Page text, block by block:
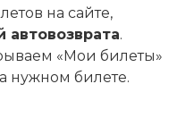
на сайте,
автовозврата.
«Мои билеты»
нужном билете.